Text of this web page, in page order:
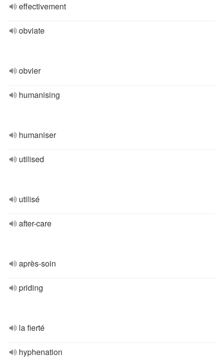
effectivement
obviate
obvier
humanising
humaniser
utilised
utilisé
after-care
après-soin
priding
la fierté
hyphenation